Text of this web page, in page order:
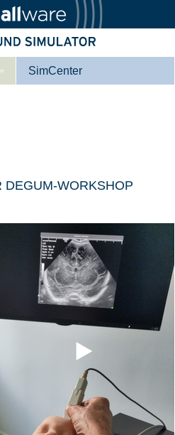
Not­fal­l or­gan­spe­
zi­fisch
SimCenter
DEGUM-WORKSHOP
⯈